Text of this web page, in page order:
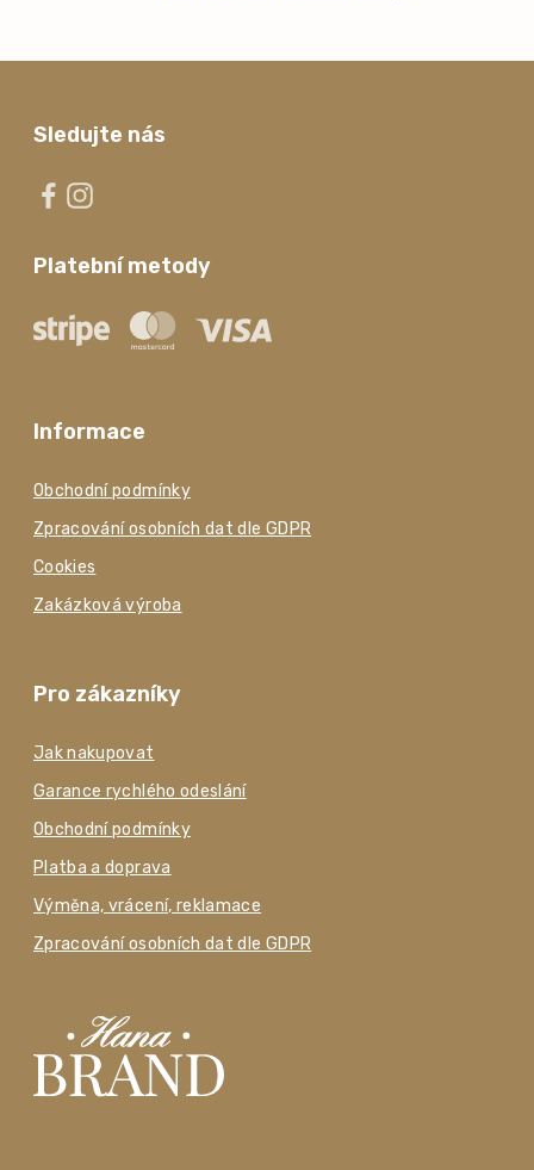
Informace
Obchodní podmínky
Zpracování osobních dat dle GDPR
Cookies
Zakázková výroba
Sledujte nás
Platební metody
Pro zákazníky
Jak nakupovat
Garance rychlého odeslání
Obchodní podmínky
Platba a doprava
Výměna, vrácení, reklamace
Zpracování osobních dat dle GDPR